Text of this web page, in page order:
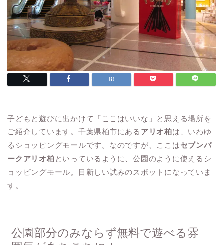
子どもと遊びに出かけて「ここはいいな」と思える場所を
ご紹介しています。千葉県柏市にある アリオ柏は、いわゆ
るショッピングモールです。なのですが、ここはセブンパ
ークアリオ柏といっているように、公園のように使えるシ
ョッピングモール。目新しい試みのスポットになっていま
す。
公園部分のみならず無料で遊べる雰